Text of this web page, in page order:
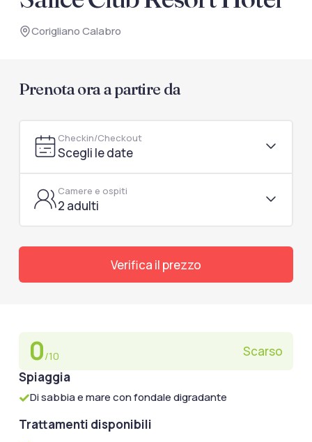
documenti di viaggio.
Accedi / Registrati
Corigliano Calabro
Prenota ora a partire da
Checkin/Checkout
Scegli le date
Camere e ospiti
2 adulti
Verifica il prezzo
0/10
Scarso
Spiaggia
Di sabbia e mare con fondale digradante
Trattamenti disponibili